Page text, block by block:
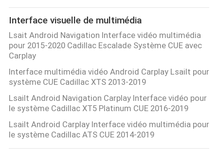
Interface visuelle de multimédia
Lsait Android Navigation Interface vidéo multimédia
pour 2015-2020 Cadillac Escalade Système CUE avec
Carplay
Interface multimédia vidéo Android Carplay Lsailt pour
système CUE Cadillac XTS 2013-2019
Lsailt Android Navigation Carplay Interface vidéo pour
le système Cadillac XT5 Platinum CUE 2016-2019
Lsailt Android Carplay Interface vidéo multimédia pour
le système Cadillac ATS CUE 2014-2019